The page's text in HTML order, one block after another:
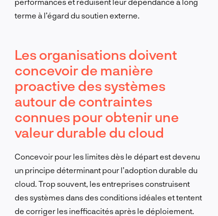
terme à l’égard du soutien externe.
Les organisations doivent
concevoir de manière
proactive des systèmes
autour de contraintes
connues pour obtenir une
valeur durable du cloud
Concevoir pour les limites dès le départ est devenu
un principe déterminant pour l’adoption durable du
cloud. Trop souvent, les entreprises construisent
des systèmes dans des conditions idéales et tentent
de corriger les inefficacités après le déploiement.